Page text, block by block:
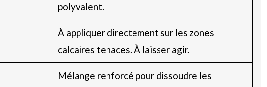
polyvalent.
À appliquer directement sur les zones
calcaires tenaces. À laisser agir.
Mélange renforcé pour dissoudre les